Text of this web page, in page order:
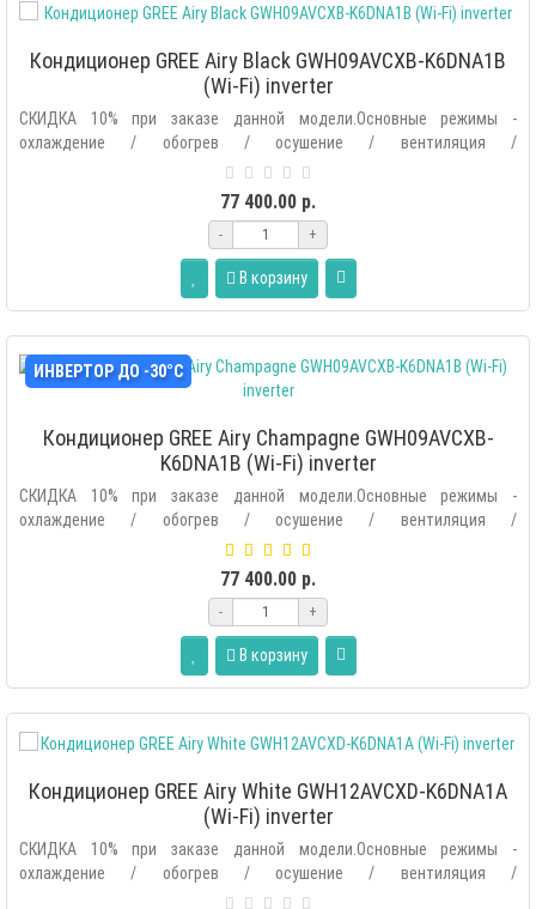
Кондиционер GREE Airy Black GWH09AVCXB-K6DNA1B
(Wi-Fi) inverter
СКИДКА 10% при заказе данной модели.Основные режимы -
охлаждение / обогрев / осушение / вентиляция /
автоматический.Дополнительные р..
77 400.00 р.
- +
В корзину
ИНВЕРТОР ДО -30°С
Кондиционер GREE Airy Champagne GWH09AVCXB-
K6DNA1B (Wi-Fi) inverter
СКИДКА 10% при заказе данной модели.Основные режимы -
охлаждение / обогрев / осушение / вентиляция /
автоматический.Дополнительные р..
77 400.00 р.
- +
В корзину
Кондиционер GREE Airy White GWH12AVCXD-K6DNA1A
(Wi-Fi) inverter
СКИДКА 10% при заказе данной модели.Основные режимы -
охлаждение / обогрев / осушение / вентиляция /
автоматический.Дополнительные р..